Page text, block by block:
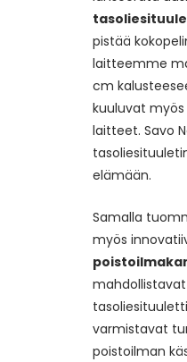
pistää
laitteemme
cm
kuuluvat
laitteet. Savo
elämään.
Samalla
myös
varmistavat
poistoilman